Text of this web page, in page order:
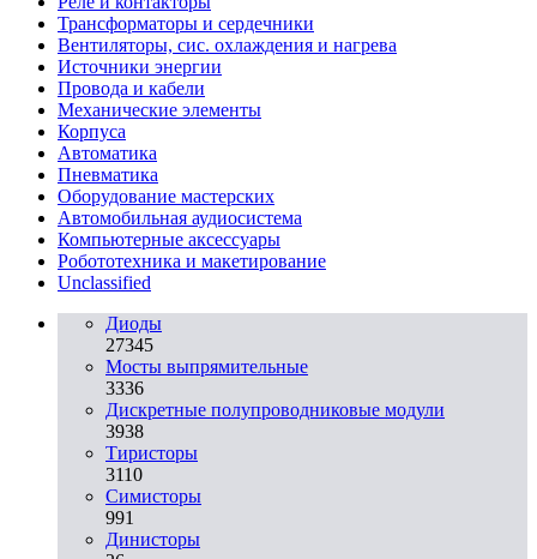
Трансформаторы и сердечники
Вентиляторы, сис. охлаждения и нагрева
Источники энергии
Провода и кабели
Механические элементы
Корпуса
Автоматика
Пневматика
Оборудование мастерских
Автомобильная аудиосистема
Компьютерные аксессуары
Робототехника и макетирование
Unclassified
Диоды
27345
Мосты выпрямительные
3336
Дискретные полупроводниковые модули
3938
Тиристоры
3110
Симисторы
991
Динисторы